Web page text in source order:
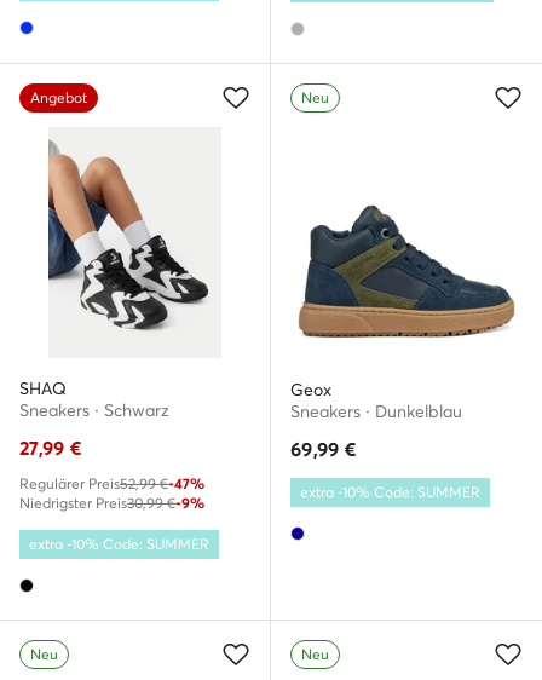
Angebot
SHAQ
Sneakers · Schwarz
27,99 €
Regulärer Preis52,99 €-47%
Niedrigster Preis30,99 €-9%
extra -10% Code: SUMMER
Neu
Geox
Sneakers · Dunkelblau
69,99 €
extra -10% Code: SUMMER
Neu Neu